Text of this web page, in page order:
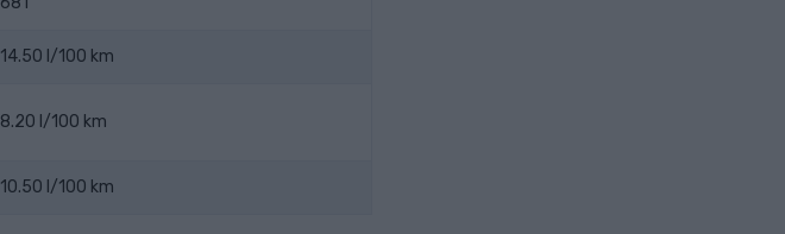
14.50 l/100 km
8.20 l/100 km
10.50 l/100 km